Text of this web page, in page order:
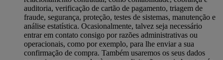
auditoria, verificação de cartão de pagamento, triagem de
fraude, segurança, proteção, testes de sistemas, manutenção e
análise estatística. Ocasionalmente, talvez seja necessário
entrar em contato consigo por razões administrativas ou
operacionais, como por exemplo, para lhe enviar a sua
confirmação de compra. Também usaremos os seus dados